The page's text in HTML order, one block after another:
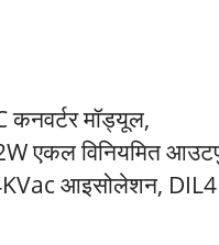
कनवर्टर मॉड्यूल,
एकल विनियमित
आइसोलेशन, DIL4